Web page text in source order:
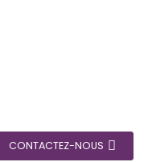
CONTACTEZ-NOUS